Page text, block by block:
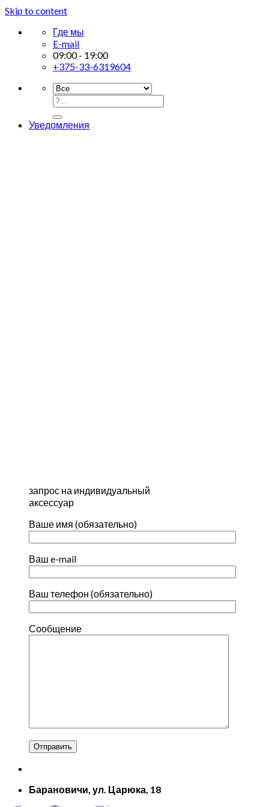
Skip to content
Где мы
E-mail
09:00 - 19:00
+375-33-6319604
Уведомления
запрос на индивидуальный
аксессуар
Ваше имя (обязательно)
Ваш e-mail
Ваш телефон (обязательно)
Сообщение
Барановичи, ул. Царюка, 18